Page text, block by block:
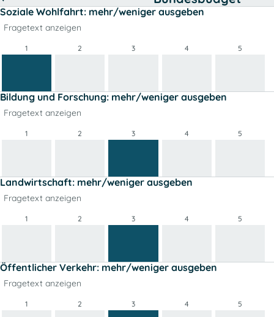
Soziale Wohlfahrt: mehr/weniger ausgeben
Fragetext anzeigen
1 2 3 4 5
Bildung und Forschung: mehr/weniger ausgeben
Fragetext anzeigen
1 2 3 4 5
Landwirtschaft: mehr/weniger ausgeben
Fragetext anzeigen
1 2 3 4 5
Öffentlicher Verkehr: mehr/weniger ausgeben
Fragetext anzeigen
1 2 3 4 5